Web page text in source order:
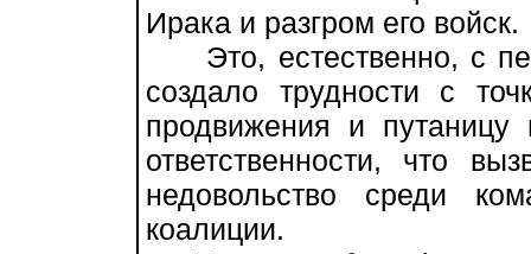
Ирака и разгром его войск.
Это, естественно, с
создало трудности с
продвижения и
ответственности, что
недовольство среди
коалиции.